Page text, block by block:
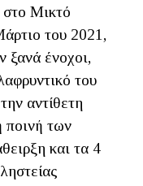
στο Μικτό
του 2021,
ξανά ένοχοι,
του
αντίθετη
ποινή των
και τα 4